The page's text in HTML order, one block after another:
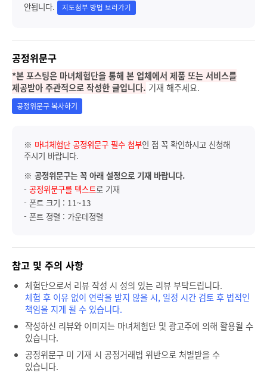
안됩니다.
지도첨부 방법 보러가기
공정위문구
*본 포스팅은 마녀체험단을 통해 본 업체에서 제품 또는 서비스를
제공받아 주관적으로 작성한 글입니다. 기재 해주세요.
공정위문구 복사하기
※ 마녀체험단 공정위문구 필수 첨부인 점 꼭 확인하시고 신청해
주시기 바랍니다.
※ 공정위문구는 꼭 아래 설정으로 기재 바랍니다.
- 공정위문구를 텍스트로 기재
- 폰트 크기 : 11~13
- 폰트 정렬 : 가운데정렬
참고 및 주의 사항
체험단으로서 리뷰 작성 시 성의 있는 리뷰 부탁드립니다.
체험 후 이유 없이 연락을 받지 않을 시, 일정 시간 검토 후 법적인
책임을 지게 될 수 있습니다.
작성하신 리뷰와 이미지는 마녀체험단 및 광고주에 의해 활용될 수
있습니다.
공정위문구 미 기재 시 공정거래법 위반으로 처벌받을 수
있습니다.